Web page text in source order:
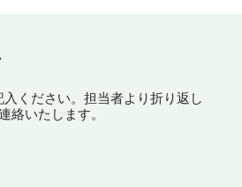
ください。担当者より折り返し
絡いたします。